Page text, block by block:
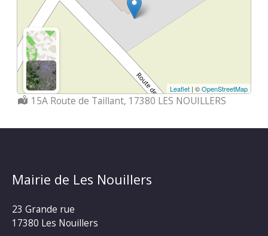
Leaflet | ©OpenStreetMap
Localisation :
15A Route de Taillant, 17380 LES NOUILLERS
Mairie de Les Nouillers
23 Grande rue
17380 Les Nouillers